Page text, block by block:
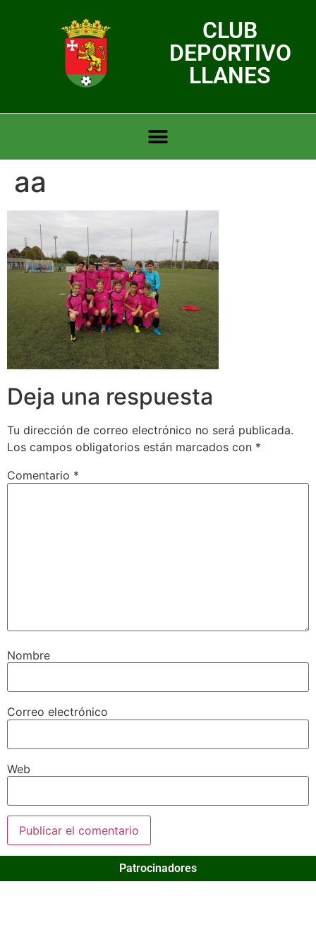
CLUB
DEPORTIVO
LLANES
aa
Deja una respuesta
Tu dirección de correo electrónico no será publicada.
Los campos obligatorios están marcados con *
Comentario *
Nombre
Correo electrónico
Web
Patrocinadores